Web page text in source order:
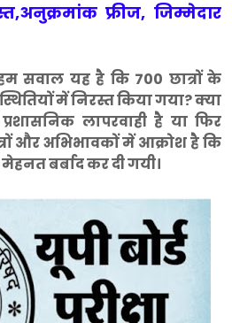
फ्रीज, जिम्मेदार
सवाल यह है कि 700 छात्रों के
में निरस्त किया गया? क्या
लापरवाही है या फिर
और अभिभावकों में आक्रोश है कि
बर्बाद कर दी गयी।